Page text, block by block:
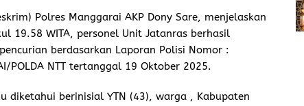
Polres Manggarai AKP Dony Sare, menjelaskan
19.58 WITA, personel Unit Jatanras berhasil
berdasarkan Laporan Polisi Nomor :
POLDA NTT tertanggal 19 Oktober 2025.
diketahui berinisial YTN (43), warga , Kabupaten